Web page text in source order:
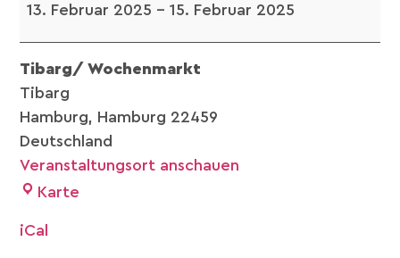
13. Februar 2025 –15. Februar 2025
Tibarg/ Wochenmarkt
Tibarg
Hamburg, Hamburg 22459
Deutschland
Veranstaltungsort anschauen
Karte
iCal